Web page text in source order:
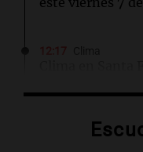
Juntos